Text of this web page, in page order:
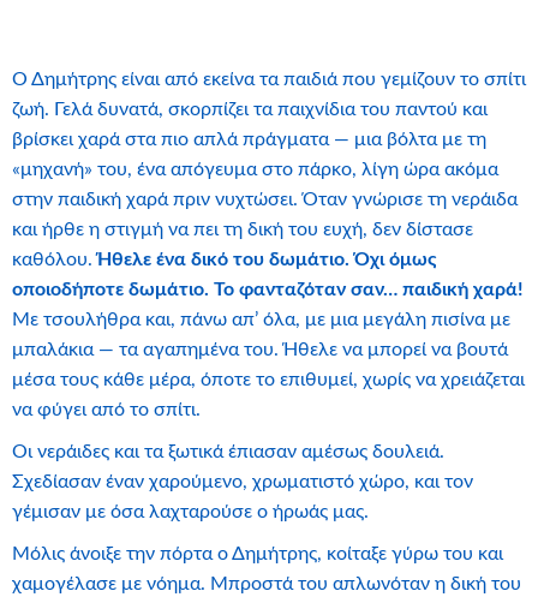
Ο Δημήτρης είναι από εκείνα τα παιδιά που γεμίζουν το σπίτι
ζωή. Γελά δυνατά, σκορπίζει τα παιχνίδια του παντού και
βρίσκει χαρά στα πιο απλά πράγματα — μια βόλτα με τη
«μηχανή» του, ένα απόγευμα στο πάρκο, λίγη ώρα ακόμα
στην παιδική χαρά πριν νυχτώσει. Όταν γνώρισε τη νεράιδα
και ήρθε η στιγμή να πει τη δική του ευχή, δεν δίστασε
καθόλου.Ήθελε ένα δικό του δωμάτιο. Όχι όμως
οποιοδήποτε δωμάτιο. Το φανταζόταν σαν… παιδική χαρά!
Με τσουλήθρα και, πάνω απ’ όλα, με μια μεγάλη πισίνα με
μπαλάκια — τα αγαπημένα του. Ήθελε να μπορεί να βουτά
μέσα τους κάθε μέρα, όποτε το επιθυμεί, χωρίς να χρειάζεται
να φύγει από το σπίτι.
Οι νεράιδες και τα ξωτικά έπιασαν αμέσως δουλειά.
Σχεδίασαν έναν χαρούμενο, χρωματιστό χώρο, και τον
γέμισαν με όσα λαχταρούσε ο ήρωάς μας.
Μόλις άνοιξε την πόρτα ο Δημήτρης, κοίταξε γύρω του και
χαμογέλασε με νόημα. Μπροστά του απλωνόταν η δική του